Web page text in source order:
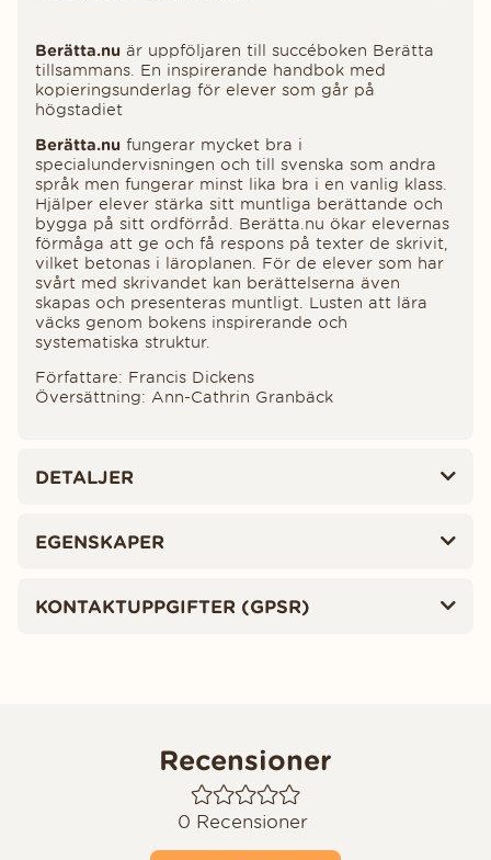
Berätta.nu är uppföljaren till succéboken Berätta
tillsammans. En inspirerande handbok med
kopieringsunderlag för elever som går på
högstadiet
Berätta.nu fungerar mycket bra i
specialundervisningen och till svenska som andra
språk men fungerar minst lika bra i en vanlig klass.
Hjälper elever stärka sitt muntliga berättande och
bygga på sitt ordförråd. Berätta.nu ökar elevernas
förmåga att ge och få respons på texter de skrivit,
vilket betonas i läroplanen. För de elever som har
svårt med skrivandet kan berättelserna även
skapas och presenteras muntligt. Lusten att lära
väcks genom bokens inspirerande och
systematiska struktur.
Författare: Francis Dickens
Översättning: Ann-Cathrin Granbäck
DETALJER
EGENSKAPER
KONTAKTUPPGIFTER (GPSR)
Recensioner
0 Recensioner